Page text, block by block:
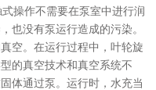
操作不需要在泵室中进行润
也没有泵运行造成的污染。
空。在运行过程中，叶轮旋
的真空技术和真空系统不
体通过泵。运行时，水充当